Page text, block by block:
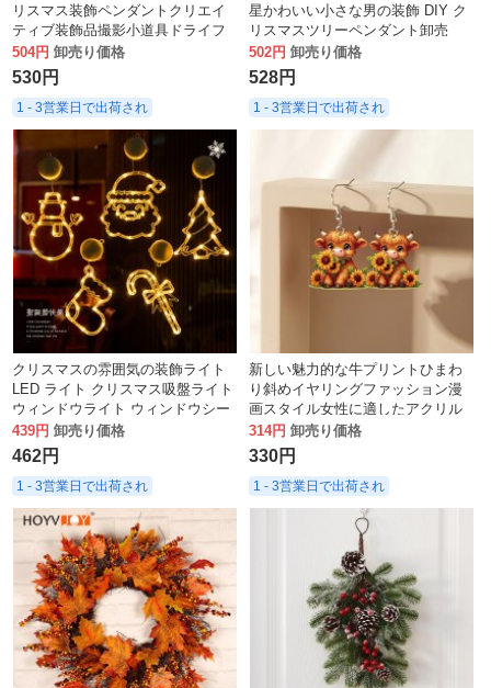
リスマス装飾ペンダントクリエイ
ティブ装飾品撮影小道具ドライフ
ラワー松ぼっくり手作り DIY 材料
504円 卸売り価格
530円
1 - 3営業日で出荷され
星かわいい小さな男の装飾 DIY ク
リスマスツリーペンダント卸売
502円 卸売り価格
528円
1 - 3営業日で出荷され
クリスマスの雰囲気の装飾ライト
LED ライト クリスマス吸盤ライト
ウィンドウライト ウィンドウシー
ンのレイアウト
439円 卸売り価格
462円
1 - 3営業日で出荷され
新しい魅力的な牛プリントひまわ
り斜めイヤリングファッション漫
画スタイル女性に適したアクリル
装飾
314円 卸売り価格
330円
1 - 3営業日で出荷され